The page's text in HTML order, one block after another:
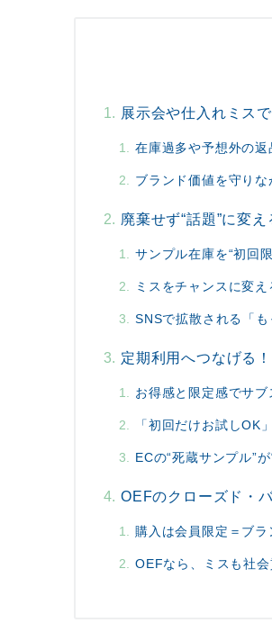
展示会や仕入れミス
在庫過多や予想外の
ブランド価値を守り
廃棄せず“話題”に変
サンプル在庫を“初回
ミスをチャンスに変
SNSで拡散される「
定期利用へつなげる
お得感と限定感でサ
「初回だけお試しOK
ECの“死蔵サンプル”
OEFのクローズド・
購入は会員限定＝ブ
OEFなら、ミスも社